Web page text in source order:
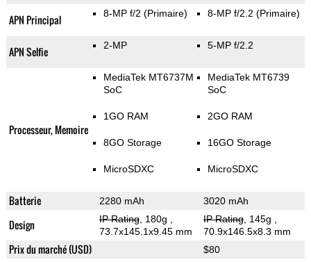
APN Principal 8-MP f/2 (Primaire) 8-MP f/2.2 (Primaire)
APN Selfie 2-MP 5-MP f/2.2
Processeur, Memoire
MediaTek MT6737M
SoC
1GO RAM
8GO Storage
MicroSDXC
MediaTek MT6739
SoC
2GO RAM
16GO Storage
MicroSDXC
Batterie 2280 mAh 3020 mAh
Design IP Rating, 180g
73.7x145.1x9.45 mm
IP Rating, 145g
70.9x146.5x8.3 mm
Prix du marché (USD) $80